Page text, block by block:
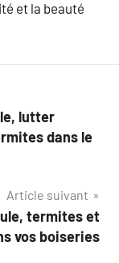
et la beauté
lutter
dans le
Article suivant
termites et
vos boiseries